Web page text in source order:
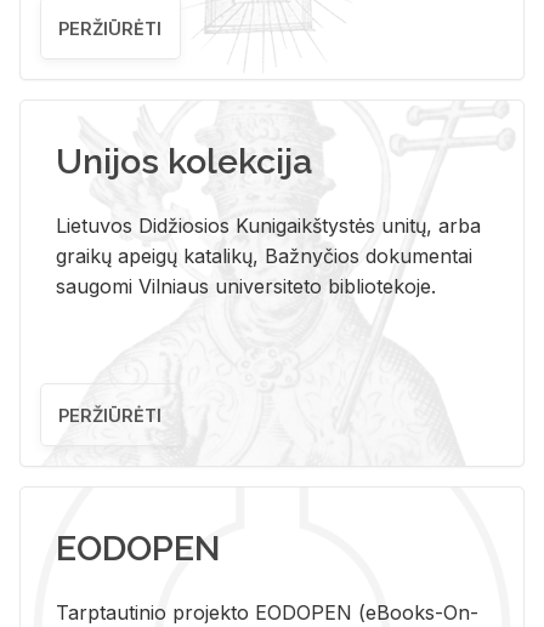
PERŽIŪRĖTI
Unijos kolekcija
Lietuvos Didžiosios Kunigaikštystės unitų, arba
graikų apeigų katalikų, Bažnyčios dokumentai
saugomi Vilniaus universiteto bibliotekoje.
PERŽIŪRĖTI
EODOPEN
Tarp­tau­ti­nio pro­jek­to EO­DO­PEN (eBo­oks-On-